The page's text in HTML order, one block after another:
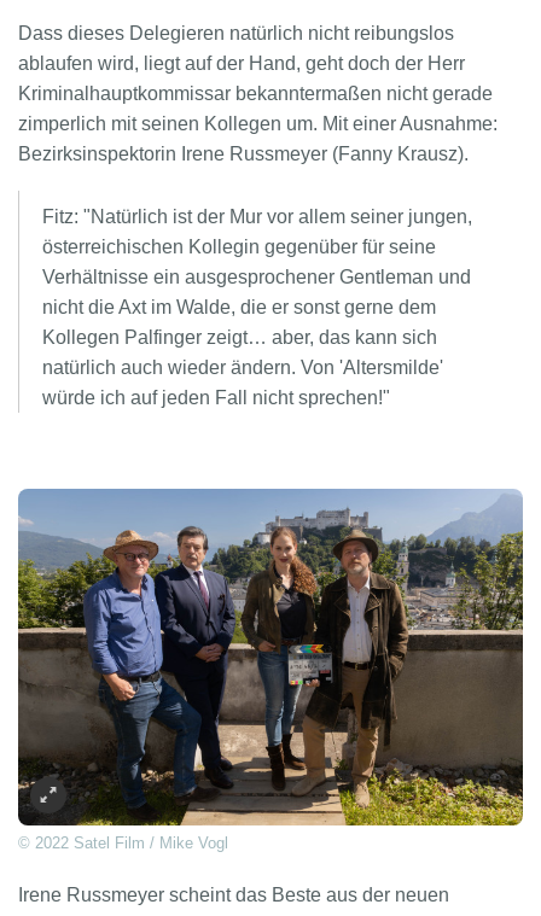
Dass dieses Delegieren natürlich nicht reibungslos
ablaufen wird, liegt auf der Hand, geht doch der Herr
Kriminalhauptkommissar bekanntermaßen nicht gerade
zimperlich mit seinen Kollegen um. Mit einer Ausnahme:
Bezirksinspektorin Irene Russmeyer (Fanny Krausz).
Fitz: "Natürlich ist der Mur vor allem seiner jungen,
österreichischen Kollegin gegenüber für seine
Verhältnisse ein ausgesprochener Gentleman und
nicht die Axt im Walde, die er sonst gerne dem
Kollegen Palfinger zeigt… aber, das kann sich
natürlich auch wieder ändern. Von 'Altersmilde'
würde ich auf jeden Fall nicht sprechen!"
© 2022 Satel Film / Mike Vogl
Irene Russmeyer scheint das Beste aus der neuen